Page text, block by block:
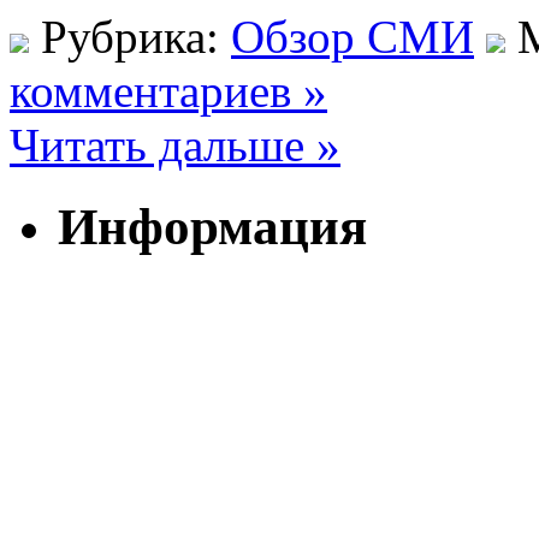
Рубрика: Обзор СМИ
комментариев »
Читать дальше »
Информация